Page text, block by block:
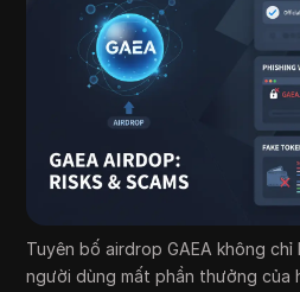
Tuyên bố airdrop GAEA không
người dùng mất phần thưởng của